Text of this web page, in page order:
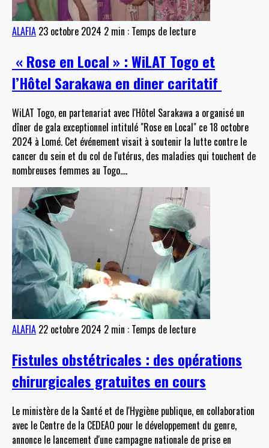
ALAFIA 23 octobre 2024 2 min : Temps de lecture
« Rose en Local » : WiLAT Togo et
l’Hôtel Sarakawa en diner caritatif
WiLAT Togo, en partenariat avec l'Hôtel Sarakawa a organisé un
dîner de gala exceptionnel intitulé "Rose en Local" ce 18 octobre
2024 à Lomé. Cet événement visait à soutenir la lutte contre le
cancer du sein et du col de l'utérus, des maladies qui touchent de
nombreuses femmes au Togo.…
ALAFIA 22 octobre 2024 2 min : Temps de lecture
Fistules obstétricales : des opérations
chirurgicales gratuites en cours
Le ministère de la Santé et de l'Hygiène publique, en collaboration
avec le Centre de la CEDEAO pour le développement du genre,
annonce le lancement d'une campagne nationale de prise en